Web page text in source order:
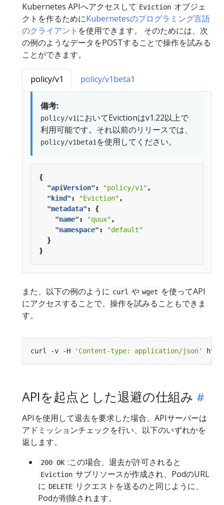
Kubernetes APIへアクセスして Eviction オブジェ
クトを作るためにKubernetesのプログラミング言語
のクライアント を使用できます。 そのためには、次
の例のようなデータをPOSTすることで操作を試みる
ことができます。
policy/v1 policy/v1beta1
備考:
policy/v1においてEvictionはv1.22以上で
利用可能です。それ以前のリリースでは、
policy/v1beta1 を使用してください。
{
"apiVersion" : "policy/v1" ,
"kind" : "Eviction" ,
"metadata" :
{
"name" : "quux" ,
"namespace" :
"default"
}
}
また、以下の例のように curl や wget を使ってAPI
にアクセスすることで、操作を試みることもできま
す。
curl -v -H 'Content-type: application/json'
APIを起点とした退避の仕組み
APIを使用して退去を要求した場合、APIサーバーは
アドミッションチェックを行い、以下のいずれかを
返します。
200 OK :この場合、退去が許可されると
Eviction サブリソースが作成され、PodのURL
に DELETE リクエストを送るのと同じように、
Podが削除されます。